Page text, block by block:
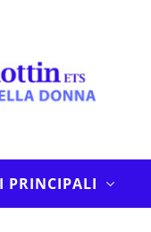
PRINCIPALI